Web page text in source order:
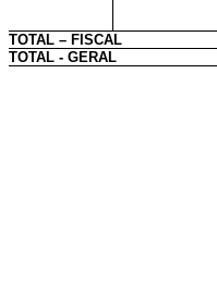
TOTAL – FISCAL
TOTAL - GERAL